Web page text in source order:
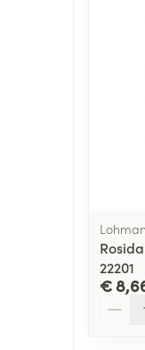
22201
€